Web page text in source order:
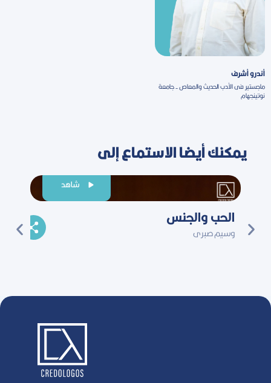
أندرو أشرف
ماجستير فى الأدب الحديث والمعاص - جامعة
نوتينجهام
يمكنك أيضا الاستماع إلى
الحب والجنس
وسيم صبرى